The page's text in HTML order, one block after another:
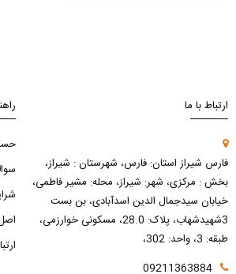
ارتباط با ما
فارس شیراز استان: فارس، شهرستان : شیراز،
بخش : مرکزی، شهر: شیراز، محله: مشیر فاطمی،
خیابان سیدجمال الدین اسدآبادی، بن بست
3شهیدشهاب، پلاک: 28.0، مسکونی خوارزمی،
طبقه: 3، واحد: 302،
09211363884